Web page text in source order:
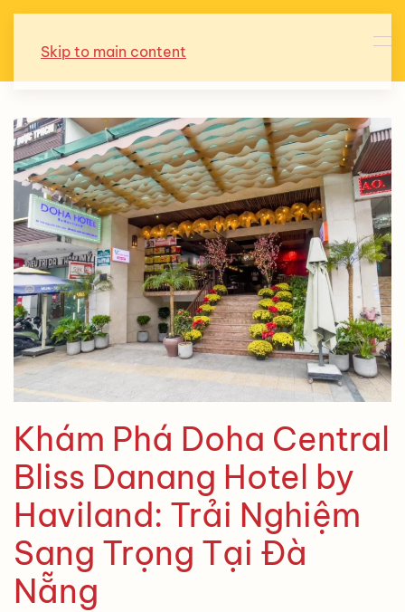
Skip to main content
Khám Phá Doha Central
Bliss Danang Hotel by
Haviland: Trải Nghiệm
Sang Trọng Tại Đà
Nẵng